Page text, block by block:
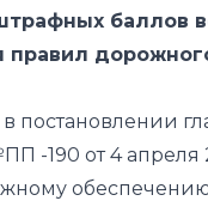
баллов
правил
постановлении
-190 от 4 апреля